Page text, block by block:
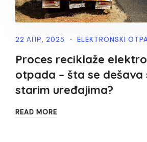
22 АПР, 2025 ELEKTRONSKI
Proces reciklaže
otpada – šta se dešava
starim uređajima?
READ MORE